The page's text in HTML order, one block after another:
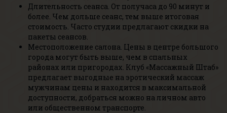
Длительность сеанса. От получаса до 90 минут и
более. Чем дольше сеанс, тем выше итоговая
стоимость. Часто студии предлагают скидки на
пакеты сеансов.
Местоположение салона. Цены в центре большого
города могут быть выше, чем в спальных
районах или пригородах. Клуб «Массажный Штаб»
предлагает выгодные на эротический массаж
мужчинам цены и находится в максимальной
доступности, добраться можно на личном авто
или общественном транспорте.